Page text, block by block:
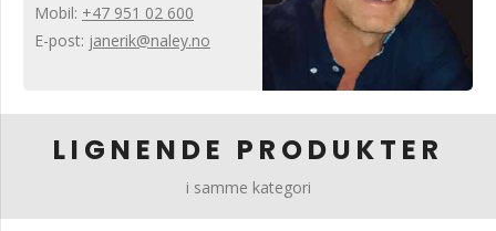
Mobil: +47 951 02 600
E-post: janerik@naley.no
LIGNENDE PRODUKTER
i samme kategori